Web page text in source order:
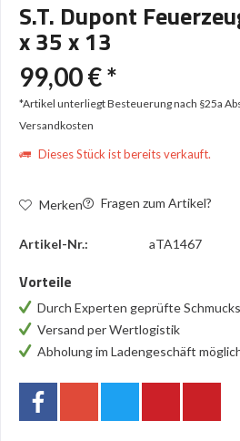
S.T. Dupont
x 35 x 13
99,00 € *
*Artikel unterliegt Besteuerung nach §25a
Versandkosten
Dieses Stück ist bereits verkauft.
Merken Fragen zum Artikel?
Artikel-Nr.: aTA1467
Vorteile
Durch Experten geprüfte
Versand per Wertlogistik
Abholung im Ladengeschäft